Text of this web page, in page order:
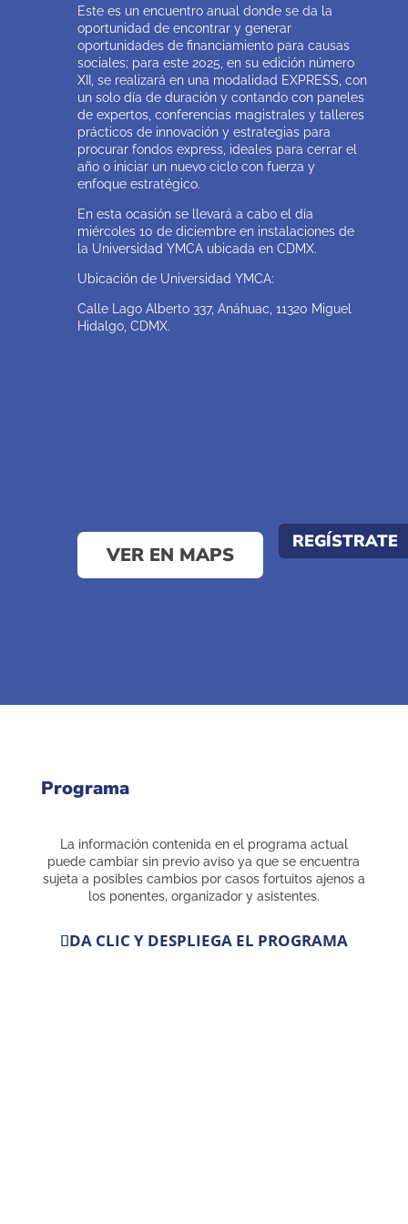
Este es un encuentro anual donde se da la
oportunidad de encontrar y generar
oportunidades de financiamiento para causas
sociales; para este 2025, en su edición número
XII, se realizará en una modalidad EXPRESS, con
un solo día de duración y contando con paneles
de expertos, conferencias magistrales y talleres
prácticos de innovación y estrategias para
procurar fondos express, ideales para cerrar el
año o iniciar un nuevo ciclo con fuerza y
enfoque estratégico.
En esta ocasión se llevará a cabo el día
miércoles 10 de diciembre en instalaciones de
la Universidad YMCA ubicada en CDMX.
Ubicación de Universidad YMCA:
Calle Lago Alberto 337, Anáhuac, 11320 Miguel
Hidalgo, CDMX.
VER EN MAPS
Programa
La información contenida en el programa actual
puede cambiar sin previo aviso ya que se encuentra
sujeta a posibles cambios por casos fortuitos ajenos a
los ponentes, organizador y asistentes.
DA CLIC Y DESPLIEGA EL PROGRAMA
REGÍSTRATE